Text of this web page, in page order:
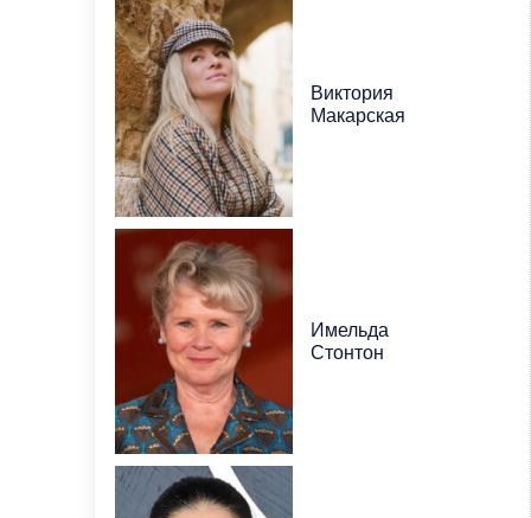
Виктория
Макарская
Имельда
Стонтон